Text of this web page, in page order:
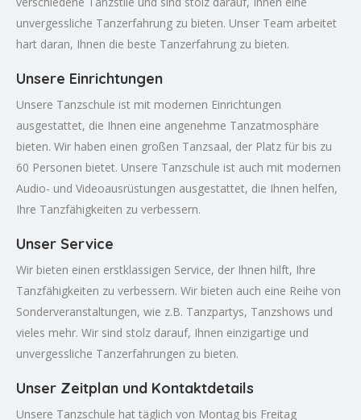
unvergessliche Tanzerfahrung zu bieten. Unser Team arbeitet
hart daran, Ihnen die beste Tanzerfahrung zu bieten.
Unsere Einrichtungen
Unsere Tanzschule ist mit modernen Einrichtungen
ausgestattet, die Ihnen eine angenehme Tanzatmosphäre
bieten. Wir haben einen großen Tanzsaal, der Platz für bis zu
60 Personen bietet. Unsere Tanzschule ist auch mit modernen
Audio- und Videoausrüstungen ausgestattet, die Ihnen helfen,
Ihre Tanzfähigkeiten zu verbessern.
Unser Service
Wir bieten einen erstklassigen Service, der Ihnen hilft, Ihre
Tanzfähigkeiten zu verbessern. Wir bieten auch eine Reihe von
Sonderveranstaltungen, wie z.B. Tanzpartys, Tanzshows und
vieles mehr. Wir sind stolz darauf, Ihnen einzigartige und
unvergessliche Tanzerfahrungen zu bieten.
Unser Zeitplan und Kontaktdetails
Unsere Tanzschule hat täglich von Montag bis Freitag